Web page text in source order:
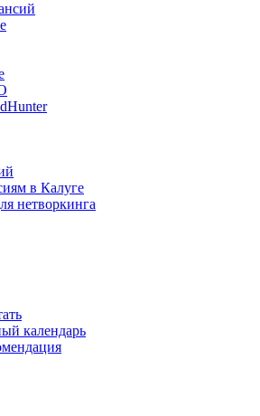
в Калуге
нетворкинга
календарь